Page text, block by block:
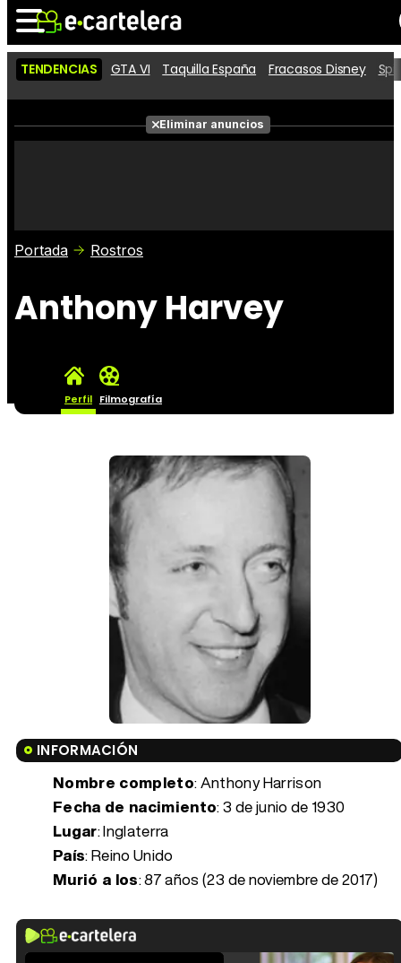
Noticias Cartelera
Películas
Críticas
TENDENCIAS GTA VI Taquilla España Fracasos Disney
Eliminar anuncios
Portada Rostros
Anthony Harvey
Perfil Filmografía
INFORMACIÓN
Nombre completo: Anthony Harrison
Fecha de nacimiento:3 de junio de 1930
Lugar: Inglaterra
País: Reino Unido
Murió a los:87 años (23 de noviembre de 2017)